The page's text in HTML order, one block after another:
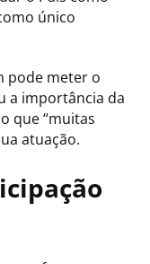
único
pode meter o
a importância da
que “muitas
atuação.